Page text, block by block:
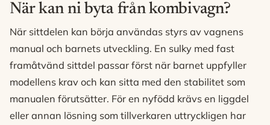
När kan ni byta från kombivagn?
När sittdelen kan börja användas styrs av vagnens
manual och barnets utveckling. En sulky med fast
framåtvänd sittdel passar först när barnet uppfyller
modellens krav och kan sitta med den stabilitet som
manualen förutsätter. För en nyfödd krävs en liggdel
eller annan lösning som tillverkaren uttryckligen har